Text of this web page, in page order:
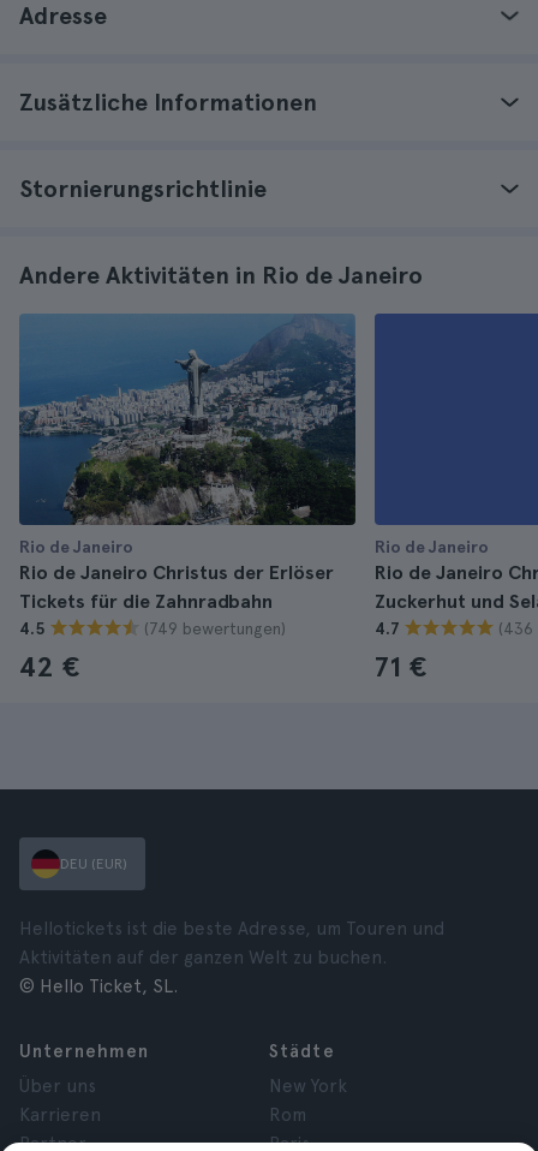
Adresse
Zusätzliche Informationen
Stornierungsrichtlinie
Andere Aktivitäten in Rio de Janeiro
Rio de Janeiro
Rio de Janeiro Christus der Erlöser
Tickets für die Zahnradbahn
4.5 (749 bewertungen)
42 €
Rio de Janeiro
Rio de Janeiro
Zuckerhut und
4.7 (436
71 €
DEU (EUR)
Hellotickets ist die beste Adresse, um Touren und
Aktivitäten auf der ganzen Welt zu buchen.
© Hello Ticket, SL.
Unternehmen
Über uns
Karrieren
Partner
Städte
New York
Rom
Paris